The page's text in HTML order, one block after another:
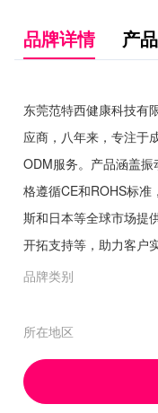
品牌详情 产
东莞范特西健康科技有
应商，八年来，专注于
ODM服务。产品涵盖
格遵循CE和ROHS标准
斯和日本等全球市场提
开拓支持等，助力客户
品牌类别
所在地区